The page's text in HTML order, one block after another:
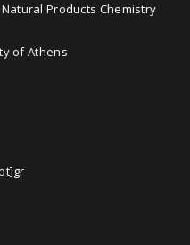
Products Chemistry
of Athens